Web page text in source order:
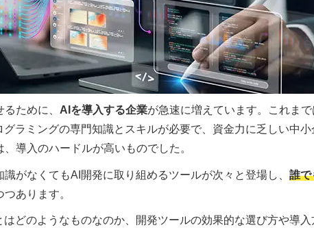
ために、 AIを導入する企業が急速に増えています。これま
ラミングの専門知識とスキルが必要で、資金力に乏しい中小
導入のハードルが高いものでした。
がなくてもAI開発に取り組めるツールが次々と登場し、 誰で
あります。
どのようなものなのか、開発ツールの効果的な選び方や導